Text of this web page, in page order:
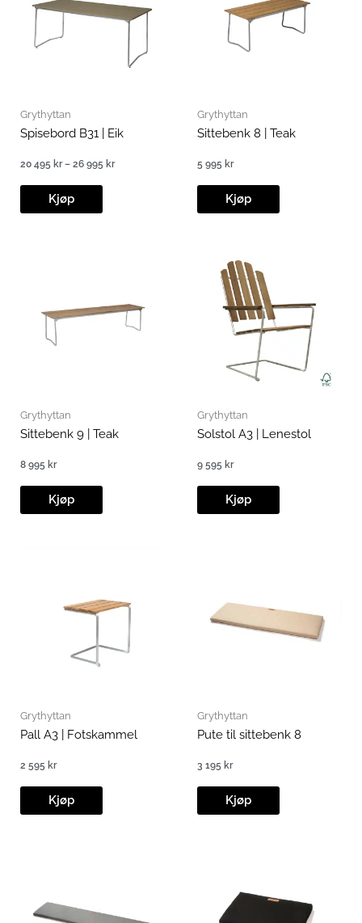
Grythyttan
Spisebord B31 | Eik
20 495 kr – 26 995 kr
Kjøp
Grythyttan
Sittebenk 8 | Teak
5 995 kr
Kjøp
Grythyttan
Sittebenk 9 | Teak
8 995 kr
Kjøp
Grythyttan
Solstol A3 | Lenestol
9 595 kr
Kjøp
Grythyttan
Pall A3 | Fotskammel
2 595 kr
Kjøp
Grythyttan
Pute til sittebenk 8
3 195 kr
Kjøp